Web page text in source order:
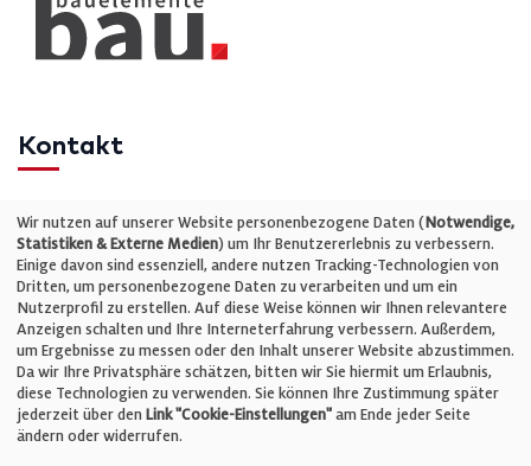
Kontakt
Telefon: +49 (0)711 2585563-0
E-Mail:info@bauelemente-bau.eu
Unternehmen
Impressum
Wir nutzen auf unserer Website personenbezogene Daten (Notwendige,
Statistiken & Externe Medien) um Ihr Benutzererlebnis zu verbessern.
Einige davon sind essenziell, andere nutzen Tracking-Technologien von
Dritten, um personenbezogene Daten zu verarbeiten und um ein
Nutzerprofil zu erstellen. Auf diese Weise können wir Ihnen relevantere
Anzeigen schalten und Ihre Interneterfahrung verbessern. Außerdem,
um Ergebnisse zu messen oder den Inhalt unserer Website abzustimmen.
Da wir Ihre Privatsphäre schätzen, bitten wir Sie hiermit um Erlaubnis,
diese Technologien zu verwenden. Sie können Ihre Zustimmung später
jederzeit über den Link "Cookie-Einstellungen" am Ende jeder Seite
ändern oder widerrufen.